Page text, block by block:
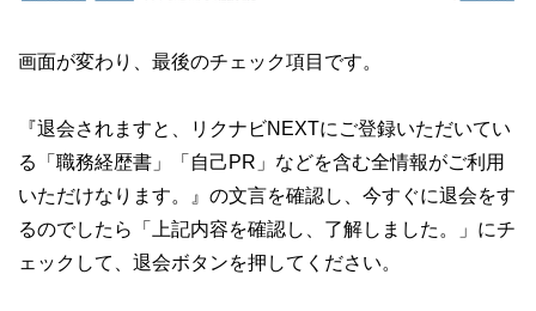
画面が変わり、最後のチェック項目です。
『退会されますと、リクナビNEXTにご登録いただいてい
る「職務経歴書」「自己PR」などを含む全情報がご利用
いただけなります。』の文言を確認し、今すぐに退会をす
るのでしたら「上記内容を確認し、了解しました。」にチ
ェックして、退会ボタンを押してください。